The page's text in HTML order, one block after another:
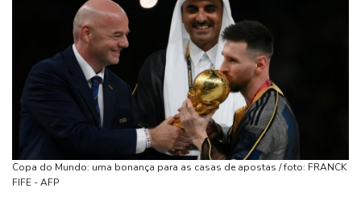
aeroporto-chave para envios à Ucrânia
Mohamed Salah é recebido por multidão na Turquia e veste
camisa do Trabzonspor
Fifa tenta superar crise com pedidos de desculpas e 'apoio total'
Copom volta a reduzir Selic, a 14%, para conter a inflação
Favorito, Zverev perde em sua estreia contra Griekspoor no
Masters 1000 de Montreal
Copa do Mundo: uma bonança para as casas de apostas / foto: FRANCK
FIFE - AFP